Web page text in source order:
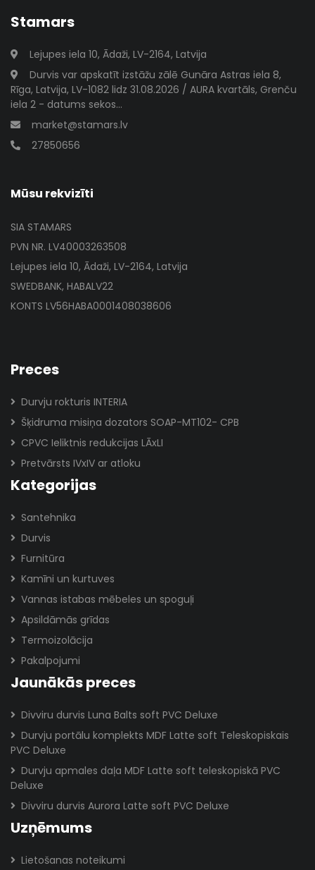
Stamars
Lejupes iela 10, Ādaži, LV-2164, Latvija
Durvis var apskatīt izstāžu zālē Gunāra Astras iela 8,
Rīga, Latvija, LV-1082 lidz 31.08.2026 / AURA kvartāls, Grenču
iela 2 - datums sekos...
market@stamars.lv
27850656
Mūsu rekvizīti
SIA STAMARS
PVN NR. LV40003263508
Lejupes iela 10, Ādaži, LV-2164, Latvija
SWEDBANK, HABALV22
KONTS LV56HABA0001408038606
Preces
Durvju rokturis INTERIA
Šķidruma misiņa dozators SOAP-MT102- CPB
CPVC Ieliktnis redukcijas LĀxLI
Pretvārsts IVxIV ar atloku
Kategorijas
Santehnika
Durvis
Furnitūra
Kamīni un kurtuves
Vannas istabas mēbeles un spoguļi
Apsildāmās grīdas
Termoizolācija
Pakalpojumi
Jaunākās preces
Divviru durvis Luna Balts soft PVC Deluxe
Durvju portālu komplekts MDF Latte soft Teleskopiskais
PVC Deluxe
Durvju apmales daļa MDF Latte soft teleskopiskā PVC
Deluxe
Divviru durvis Aurora Latte soft PVC Deluxe
Uzņēmums
Lietošanas noteikumi